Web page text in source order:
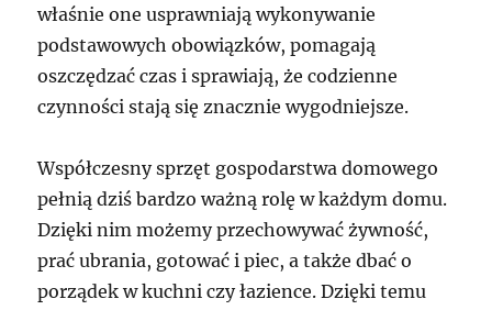
właśnie one usprawniają wykonywanie
podstawowych obowiązków, pomagają
oszczędzać czas i sprawiają, że codzienne
czynności stają się znacznie wygodniejsze.
Współczesny sprzęt gospodarstwa domowego
pełnią dziś bardzo ważną rolę w każdym domu.
Dzięki nim możemy przechowywać żywność,
prać ubrania, gotować i piec, a także dbać o
porządek w kuchni czy łazience. Dzięki temu